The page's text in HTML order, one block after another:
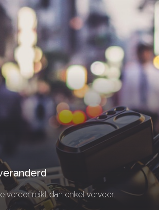
reikt dan enkel vervoer.